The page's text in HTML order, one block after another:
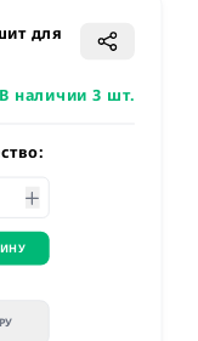
для
В наличии 3 шт.